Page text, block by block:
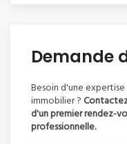
Demande
Besoin d'une
immobilier ?
d'un premier rendez-
professionnelle.